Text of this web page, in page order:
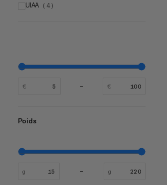
UIAA ( 4 )
€ €
Poids
g g